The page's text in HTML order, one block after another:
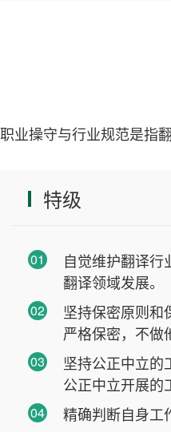
职业操守与行业规范是指
特级
01
自觉维护翻译
翻译领域发展。
02
坚持保密原则和
严格保密，不做
03
坚持公正中立的
公正中立开展的
04 精确判断自身工